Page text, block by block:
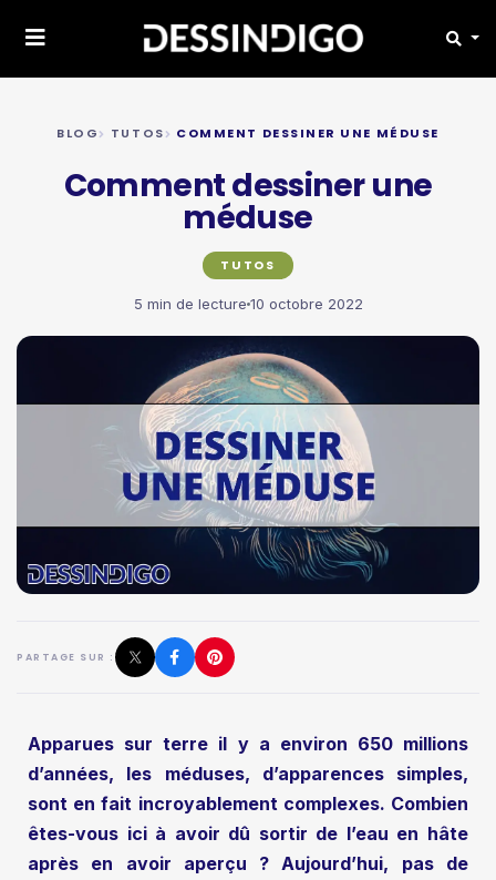
BLOG TUTOS COMMENT DESSINER UNE MÉDUSE
Comment dessiner une
méduse
TUTOS
5 min de lecture 10 octobre 2022
PARTAGE SUR :
Apparues sur terre il y a environ 650 millions
d’années, les méduses, d’apparences simples,
sont en fait incroyablement complexes. Combien
êtes-vous ici à avoir dû sortir de l’eau en hâte
après en avoir aperçu ? Aujourd’hui, pas de